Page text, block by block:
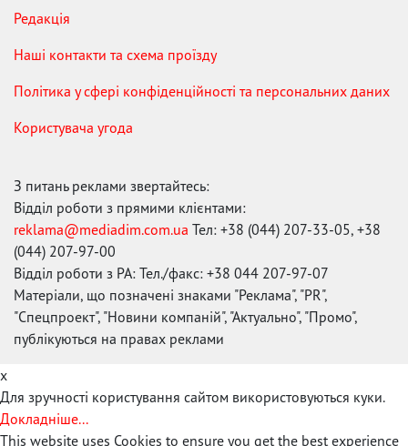
Редакція
Наші контакти та схема проїзду
Політика у сфері конфіденційності та персональних даних
Користувача угода
З питань реклами звертайтесь:
Відділ роботи з прямими клієнтами:
reklama@mediadim.com.ua Тел: +38 (044) 207-33-05, +38
(044) 207-97-00
Відділ роботи з РА: Тел./факс: +38 044 207-97-07
Матеріали, що позначені знаками "Реклама", "PR",
"Спецпроект", "Новини компаній", "Актуально", "Промо",
публікуються на правах реклами
x
Для зручності користування сайтом використовуються куки.
Докладніше...
This website uses Cookies to ensure you get the best experience